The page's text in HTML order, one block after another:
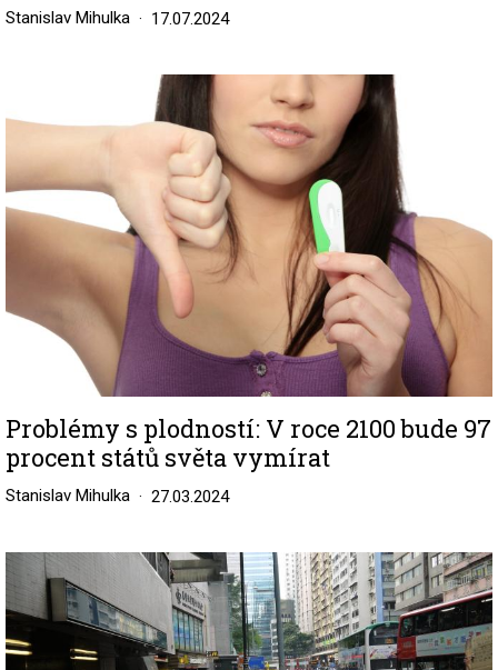
Stanislav Mihulka 17.07.2024
Problémy s plodností: V roce 2100 bude 97
procent států světa vymírat
Stanislav Mihulka 27.03.2024
Image